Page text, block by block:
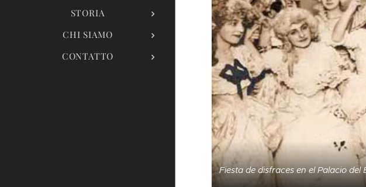
STORIA
CHI SIAMO
CONTATTO
Fiesta de disfraces en el Palacio